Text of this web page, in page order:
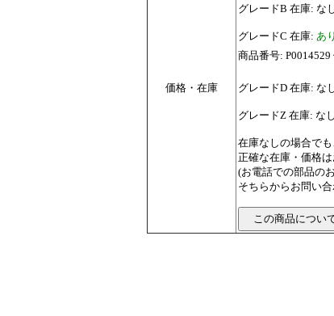
価格・在庫
グレードB 在庫: な
グレードC 在庫: あり
商品番号: P0014529
グレードD 在庫: な
グレードZ 在庫: なし
在庫なしの場合で
正確な在庫・価格は
(お電話での部品の
そちらからお問い